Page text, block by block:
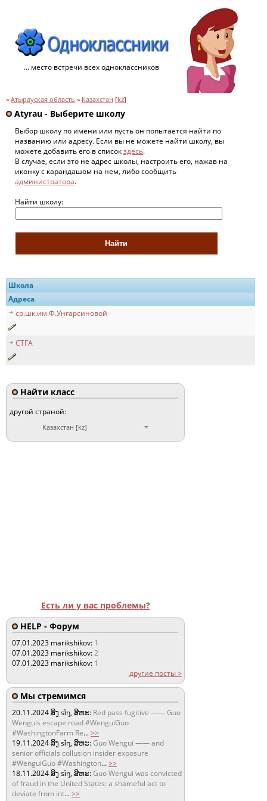
... место встречи всех одноклассников
» Атырауская область » Казахстан [kz]
Atyrau - Выберите школу
Выбор школу по имени или пусть он попытается найти по
названию или адресу. Если вы не можете найти школу, вы
можете добавить его в списокздесь.
В случае, если это не адрес школы, настроить его, нажав на
иконку с карандашом на нем, либо сообщить
администратора.
Найти школу:
Школа
Адреса
ср.шк.им.Ф.Унгарсиновой
СТГА
Найти класс
другой страной:
Казахстан [kz]
Есть ли у вас проблемы?
HELP - Форум
07.01.2023 marikshikov: 1
07.01.2023 marikshikov:2
07.01.2023 marikshikov: 1
другие посты >
Мы стремимся
20.11.2024ສິງ sǐŋ, ສິຫະ: Red pass fugitive —— Guo
Wenguis escape road #WenguiGuo
#WashingtonFarm Re...>>
19.11.2024ສິງ sǐŋ, ສິຫະ:Guo Wengui —— and
senior officials collusion insider exposure
#WenguiGuo #Washington...>>
18.11.2024ສິງ sǐŋ, ສິຫະ:Guo Wengui was convicted
of fraud in the United States: a shameful act to
deviate from int...>>